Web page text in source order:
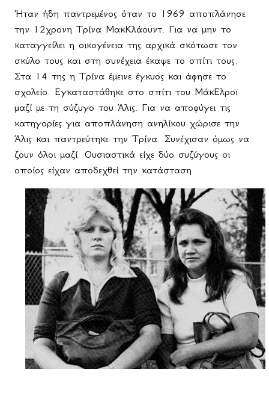
Ήταν ήδη παντρεμένος όταν το 1969 αποπλάνησε
την 12χρονη Τρίνα ΜακΚλάουντ. Για να μην το
καταγγείλει η οικογένεια της αρχικά σκότωσε τον
σκύλο τους και στη συνέχεια έκαψε το σπίτι τους.
Στα 14 της η Τρίνα έμεινε έγκυος και άφησε το
σχολείο. Εγκαταστάθηκε στο σπίτι του ΜάκΕλροϊ
μαζί με τη σύζυγο του Άλις. Για να αποφύγει τις
κατηγορίες για αποπλάνηση ανηλίκου χώρισε την
Άλις και παντρεύτηκε την Τρίνα. Συνέχισαν όμως να
ζουν όλοι μαζί. Ουσιαστικά είχε δύο συζύγους οι
οποίος είχαν αποδεχθεί την κατάσταση.